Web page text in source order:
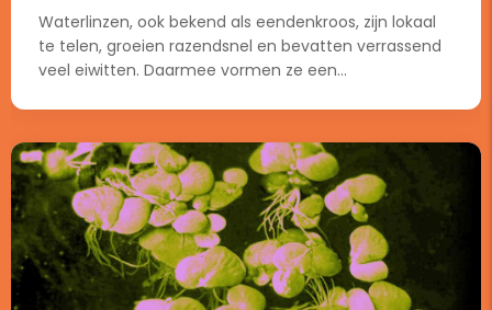
Waterlinzen, ook bekend als eendenkroos, zijn lokaal
te telen, groeien razendsnel en bevatten verrassend
veel eiwitten. Daarmee vormen ze een...